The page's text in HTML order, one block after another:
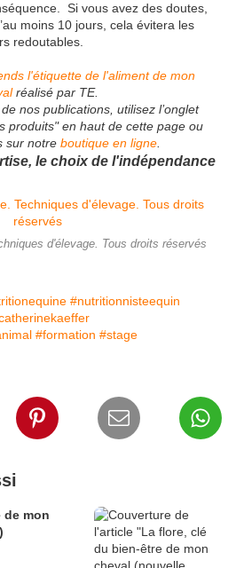
Si vous avez des doutes,
moins 10 jours, cela évitera les
redoutables.
l'étiquette de l'aliment de mon
réalisé par TE.
nos publications, utilisez l’onglet
produits" en haut de cette page ou
sur notre boutique en ligne
le choix de l'indépendance
d'élevage. Tous droits réservés
#nutritionnisteequin
#formation #stage
de mon